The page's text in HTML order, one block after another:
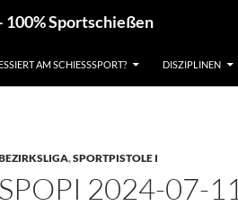
100% Sportschießen
AM SCHIESSSPORT? DISZIPLINEN
,SPORTPISTOLE I
SPOPI 2024-07-11